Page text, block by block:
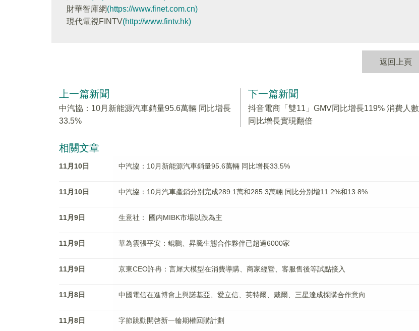
財華智庫網(https://www.finet.com.cn)
現代電視FINTV(http://www.fintv.hk)
返回上頁
上一篇新聞
中汽協：10月新能源汽車銷量95.6萬輛 同比增長
33.5%
下一篇新聞
抖音電商「雙11」GMV同比增長119% 消費人數
同比增長實現翻倍
相關文章
11月10日 中汽協：10月新能源汽車銷量95.6萬輛 同比增長33.5%
11月10日 中汽協：10月汽車產銷分别完成289.1萬和285.3萬輛 同比分别增11.2%和13.8%
11月9日 生意社： 國内MIBK市場以跌為主
11月9日 華為雲張平安：鲲鵬、昇騰生態合作夥伴已超過6000家
11月9日 京東CEO許冉：言犀大模型在消費導購、商家經營、客服售後等試點接入
11月8日 中國電信在進博會上與諾基亞、愛立信、英特爾、戴爾、三星達成採購合作意向
11月8日 字節跳動開啓新一輪期權回購計劃